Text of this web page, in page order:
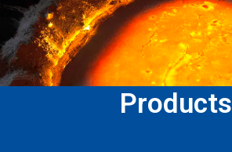
Products